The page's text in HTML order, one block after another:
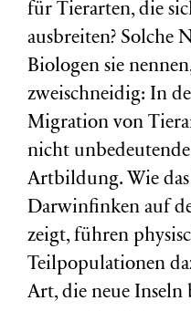
für Tierarten, die
ausbreiten? Solche
Biologen sie
zweischneidig: In
Migration von
nicht
Artbildung. Wie
Darwinfinken auf
zeigt, führen
Teilpopulationen
Art, die neue Inseln